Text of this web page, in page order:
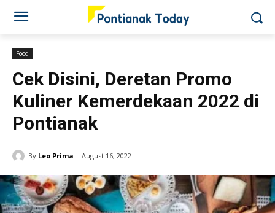
Food
Cek Disini, Deretan Promo
Kuliner Kemerdekaan 2022 di
Pontianak
By Leo Prima August 16, 2022